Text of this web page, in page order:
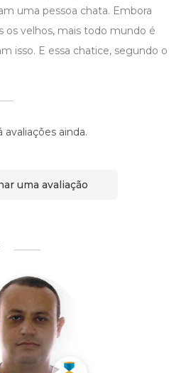
uma pessoa chata. Embora
os velhos, mais todo mundo é
isso. E essa chatice, segundo o
avaliações ainda.
uma avaliação